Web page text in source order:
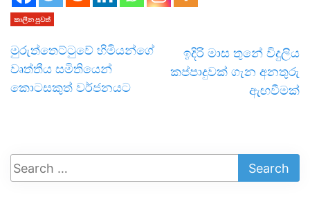
කාලීන පුවත්
මුරුත්තෙට්ටුවේ හිමියන්ගේ
වෘත්තීය සමිතියෙන්
කොටසකුත් වර්ජනයට
ඉදිරි මාස තුනේ විදුලිය
කප්පාදුවක් ගැන අනතුරු
ඇඟවීමක්